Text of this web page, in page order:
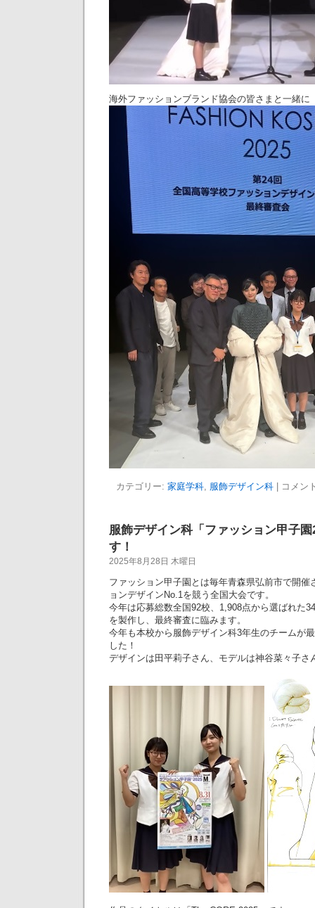
海外ファッションブランド協会の皆さまと一緒に
カテゴリー: 家庭学科, 服飾デザイン科 コメン
服飾デザイン科「ファッション甲子
す！
2025年8月28日 木曜日
ファッション甲子園とは毎年青森県弘前市で開催
ョンデザインNo.1を競う全国大会です。
今年は応募総数全国92校、1,908点から選ばれた
を製作し、最終審査に臨みます。
今年も本校から服飾デザイン科3年生のチームが
した！
デザインは田平莉子さん、モデルは神谷菜々子さ